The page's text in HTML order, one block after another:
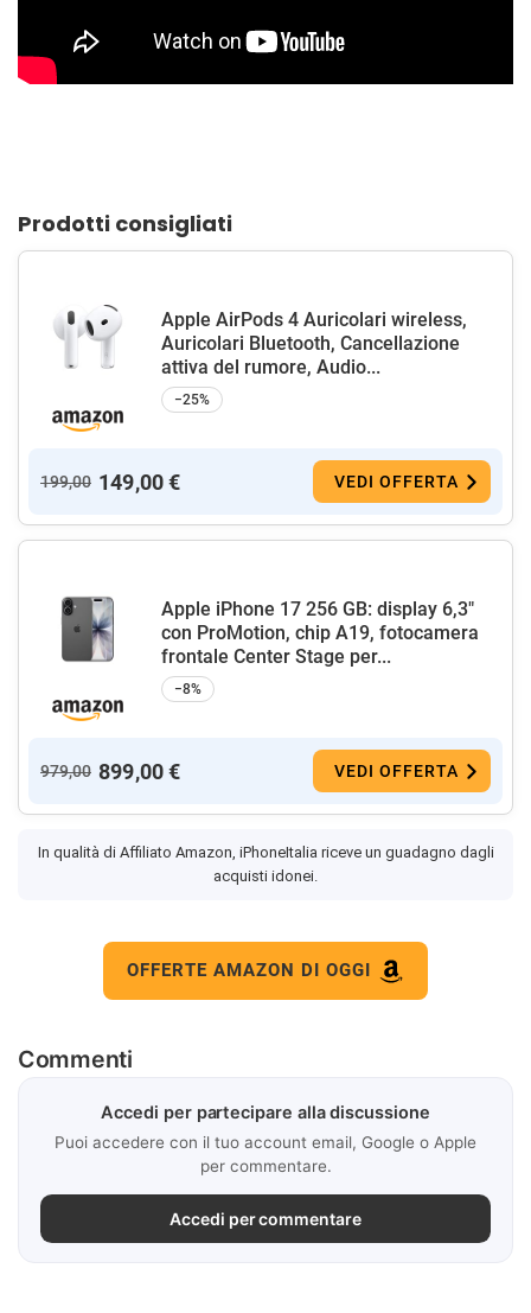
Prodotti consigliati
Apple AirPods 4 Auricolari wireless,
Auricolari Bluetooth, Cancellazione
attiva del rumore, Audio...
−25%
199,00 149,00 € VEDI OFFERTA
Apple iPhone 17 256 GB: display 6,3"
con ProMotion, chip A19, fotocamera
frontale Center Stage per...
−8%
979,00 899,00 € VEDI OFFERTA
In qualità di Affiliato Amazon, iPhoneItalia riceve un guadagno dagli
acquisti idonei.
OFFERTE AMAZON DI OGGI
Commenti
Accedi per partecipare alla discussione
Puoi accedere con il tuo account email, Google o Apple
per commentare.
Accedi per commentare